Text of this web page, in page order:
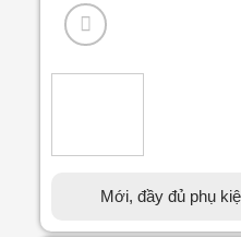
Mới, đầy đủ phụ